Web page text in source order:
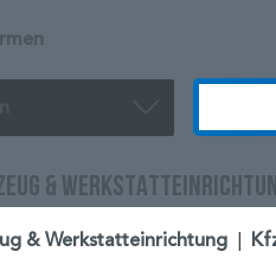
&
& Werkstatteinrichtung